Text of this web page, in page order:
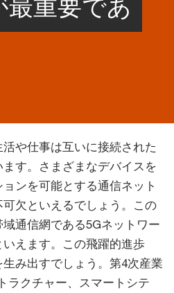
重要であ
や仕事は互いに接続された
す。さまざまなデバイスを
ンを可能とする通信ネット
欠といえるでしょう。この
通信網である5Gネットワー
えます。この飛躍的進歩
み出すでしょう。第4次産業
ラクチャー、スマートシテ